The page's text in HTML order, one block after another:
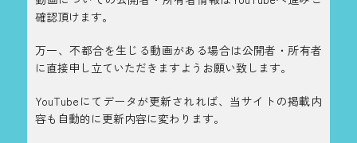
確認頂けます。
万一、不都合を生じる動画がある場合は公開者・所有者
に直接申し立ていただきますようお願い致します。
YouTubeにてデータが更新されれば、当サイトの掲載内
容も自動的に更新内容に変わります。